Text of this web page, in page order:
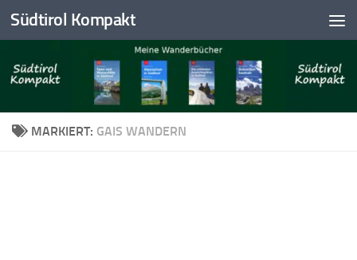
Skip to content
Südtirol Kompakt
MARKIERT: GAIS WANDERN